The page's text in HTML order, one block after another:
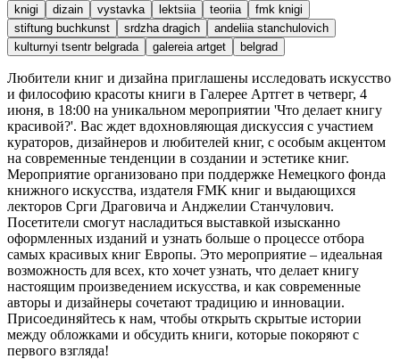
knigi
dizain vystavka lektsiia teoriia
fmk knigi
stiftung buchkunst
srdzha dragich
andeliia stanchulovich
kulturnyi tsentr belgrada
galereia artget belgrad
Любители книг и дизайна приглашены исследовать искусство
и философию красоты книги в Галерее Артгет в четверг, 4
июня, в 18:00 на уникальном мероприятии 'Что делает книгу
красивой?'. Вас ждет вдохновляющая дискуссия с участием
кураторов, дизайнеров и любителей книг, с особым акцентом
на современные тенденции в создании и эстетике книг.
Мероприятие организовано при поддержке Немецкого фонда
книжного искусства, издателя FMK книг и выдающихся
лекторов Срги Драговича и Анджелии Станчулович.
Посетители смогут насладиться выставкой изысканно
оформленных изданий и узнать больше о процессе отбора
самых красивых книг Европы. Это мероприятие – идеальная
возможность для всех, кто хочет узнать, что делает книгу
настоящим произведением искусства, и как современные
авторы и дизайнеры сочетают традицию и инновации.
Присоединяйтесь к нам, чтобы открыть скрытые истории
между обложками и обсудить книги, которые покоряют с
первого взгляда!